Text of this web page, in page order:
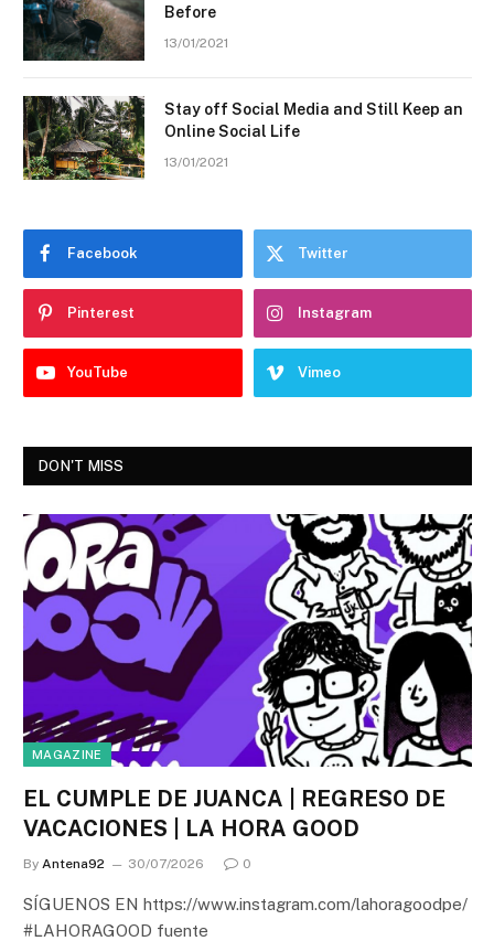
Before
13/01/2021
Stay off Social Media and Still Keep an
Online Social Life
13/01/2021
Facebook Twitter
Pinterest Instagram
YouTube Vimeo
DON'T MISS
MAGAZINE
EL CUMPLE DE JUANCA | REGRESO DE
VACACIONES | LA HORA GOOD
By Antena92 30/07/2026 0
SÍGUENOS EN https://www.instagram.com/lahoragoodpe/
#LAHORAGOOD fuente